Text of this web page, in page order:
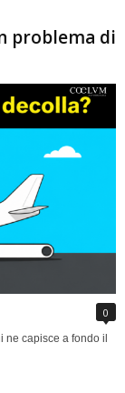
problema di
0
ne capisce a fondo il